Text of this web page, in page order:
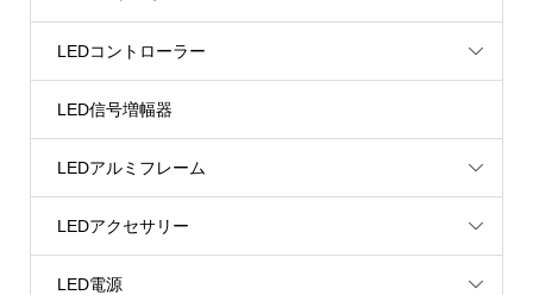
LEDコントローラー
LED信号増幅器
LEDアルミフレーム
LEDアクセサリー
LED電源